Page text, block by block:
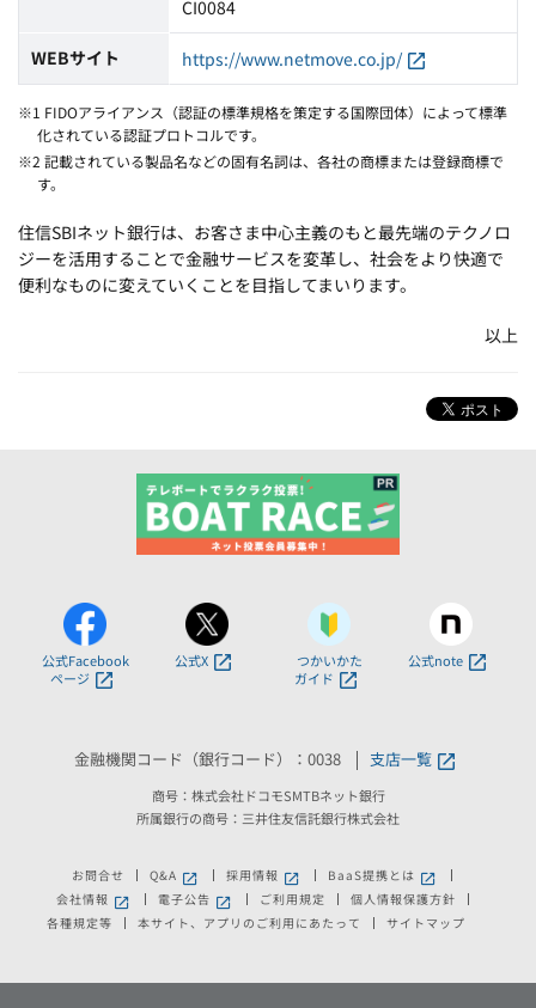
CI0084
WEBサイト https://www.netmove.co.jp/
※1 FIDOアライアンス（認証の標準規格を策定する国際団体）によって標準
化されている認証プロトコルです。
※2 記載されている製品名などの固有名詞は、各社の商標または登録商標で
す。
住信SBIネット銀行は、お客さま中心主義のもと最先端のテクノロ
ジーを活用することで金融サービスを変革し、社会をより快適で
便利なものに変えていくことを目指してまいります。
以上
公式Facebook
ページ
公式X
つかいかた
ガイド
公式note
金融機関コード（銀行コード）：0038 支店一覧
商号：株式会社ドコモSMTBネット銀行
所属銀行の商号：三井住友信託銀行株式会社
お問合せ Q&A 新しいウィンドウで開きます。
採用情報 新しいウィンドウで開きます。
BaaS提携とは 新しいウィンドウ
会社情報新しいウィンドウで開きます。
電子公告新しいウィンドウで開きます。
ご利用規定
個人情報保護方針
各種規定等
本サイト、アプリのご利用にあたって サイトマップ